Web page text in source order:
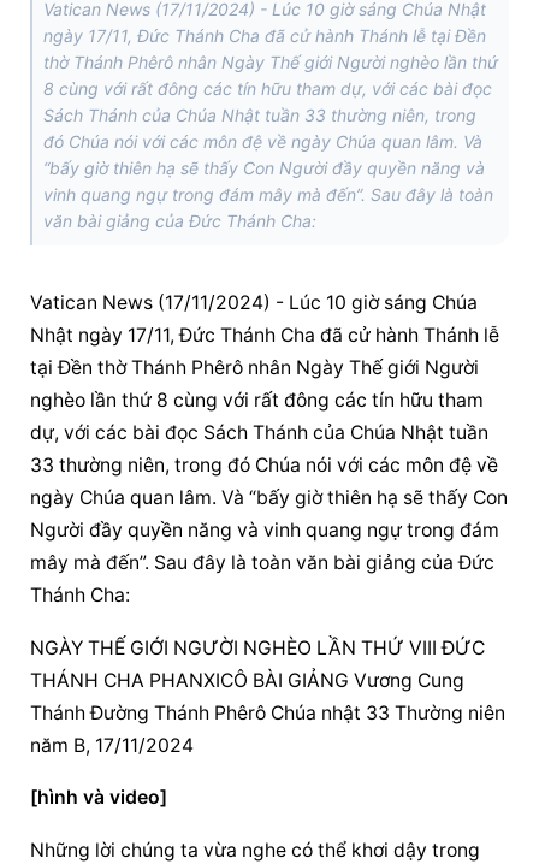
Vatican News (17/11/2024) - Lúc 10 giờ sáng Chúa Nhật
ngày 17/11, Đức Thánh Cha đã cử hành Thánh lễ tại Đền
thờ Thánh Phêrô nhân Ngày Thế giới Người nghèo lần thứ
8 cùng với rất đông các tín hữu tham dự, với các bài đọc
Sách Thánh của Chúa Nhật tuần 33 thường niên, trong
đó Chúa nói với các môn đệ về ngày Chúa quan lâm. Và
“bấy giờ thiên hạ sẽ thấy Con Người đầy quyền năng và
vinh quang ngự trong đám mây mà đến”. Sau đây là toàn
văn bài giảng của Đức Thánh Cha:
Vatican News (17/11/2024) - Lúc 10 giờ sáng Chúa
Nhật ngày 17/11, Đức Thánh Cha đã cử hành Thánh lễ
tại Đền thờ Thánh Phêrô nhân Ngày Thế giới Người
nghèo lần thứ 8 cùng với rất đông các tín hữu tham
dự, với các bài đọc Sách Thánh của Chúa Nhật tuần
33 thường niên, trong đó Chúa nói với các môn đệ về
ngày Chúa quan lâm. Và “bấy giờ thiên hạ sẽ thấy Con
Người đầy quyền năng và vinh quang ngự trong đám
mây mà đến”. Sau đây là toàn văn bài giảng của Đức
Thánh Cha:
NGÀY THẾ GIỚI NGƯỜI NGHÈO LẦN THỨ VIII ĐỨC
THÁNH CHA PHANXICÔ BÀI GIẢNG Vương Cung
Thánh Đường Thánh Phêrô Chúa nhật 33 Thường niên
năm B, 17/11/2024
[hình và video]
Những lời chúng ta vừa nghe có thể khơi dậy trong